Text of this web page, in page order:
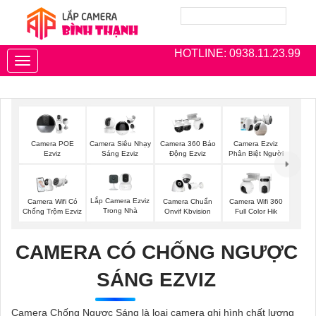
HOTLINE: 0938.11.23.99
Toggle
navigation
Camera POE
Ezviz
Camera Siêu Nhạy
Sáng Ezviz
Camera 360 Báo
Động Ezviz
Camera Ezviz
Phân Biệt Người
Camera Wifi Có
Chống Trộm Ezviz
Lắp Camera Ezviz
Trong Nhà
Camera Chuẩn
Onvif Kbvision
Camera Wifi 360
Full Color Hik
CAMERA CÓ CHỐNG NGƯỢC
SÁNG EZVIZ
Camera Chống Ngược Sáng là loại camera ghi hình chất lượng